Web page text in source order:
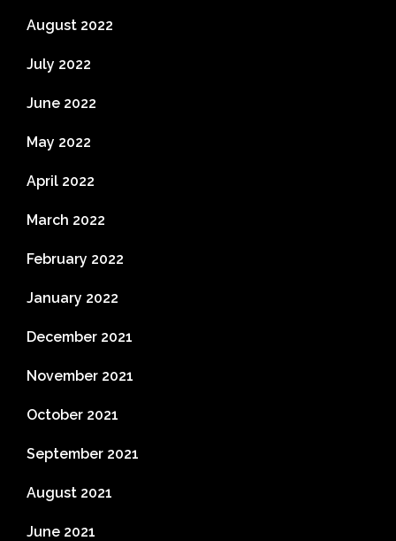
August 2022
July 2022
June 2022
May 2022
April 2022
March 2022
February 2022
January 2022
December 2021
November 2021
October 2021
September 2021
August 2021
June 2021